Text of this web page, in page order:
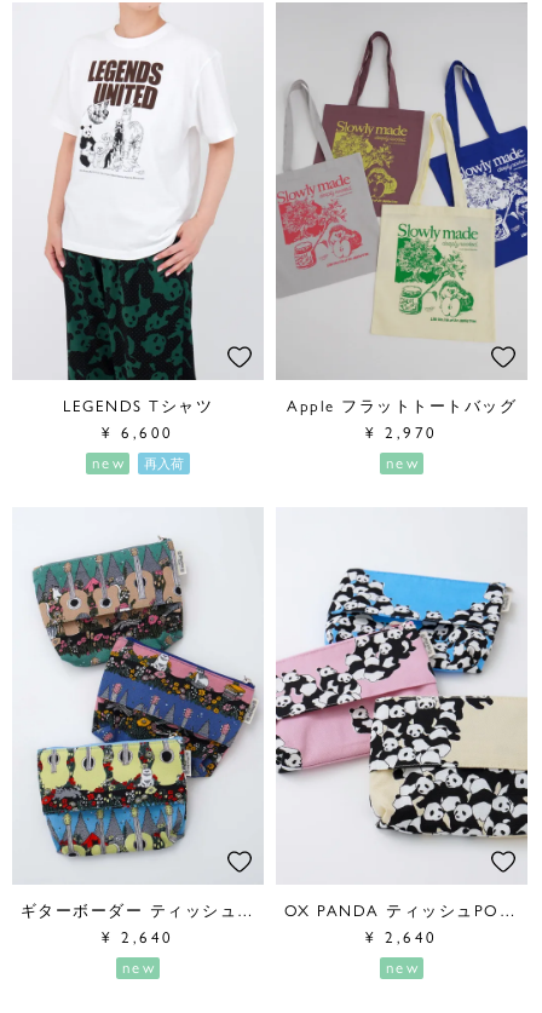
LEGENDS Tシャツ
¥ 6,600
new
再入荷
Apple フラットトートバッグ
¥ 2,970
new
ギターボーダー ティッシュPouch
¥ 2,640
new
OX PANDA ティッシュPOUCH
¥ 2,640
new